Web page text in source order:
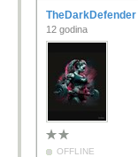
TheDarkDefender
12 godina
OFFLINE